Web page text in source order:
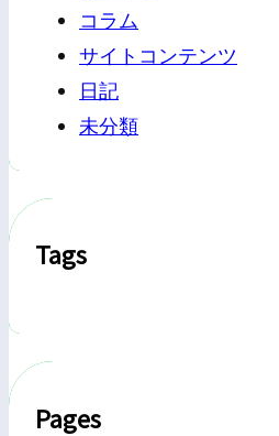
コラム
サイトコンテンツ
日記
未分類
Tags
Pages